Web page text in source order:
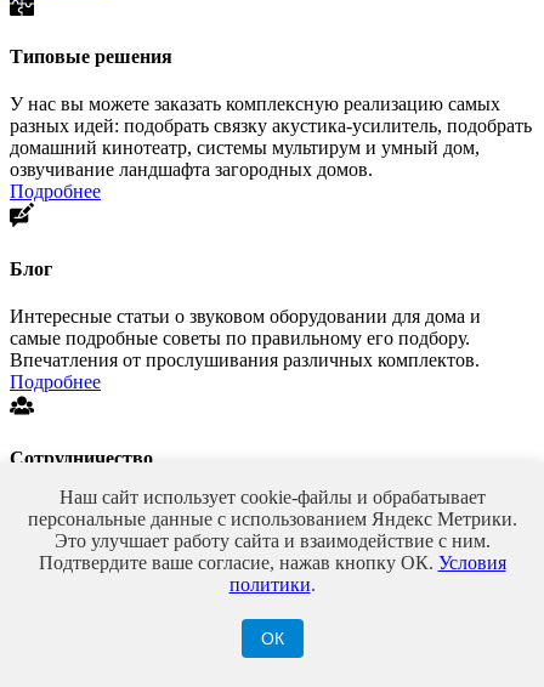
Типовые решения
У нас вы можете заказать комплексную реализацию самых
разных идей: подобрать связку акустика-усилитель, подобрать
домашний кинотеатр, системы мультирум и умный дом,
озвучивание ландшафта загородных домов.
Подробнее
Блог
Интересные статьи о звуковом оборудовании для дома и
самые подробные советы по правильному его подбору.
Впечатления от прослушивания различных комплектов.
Подробнее
Сотрудничество
Приглашаем к сотрудничеству архитекторов, дизайнеров,
строителей.
Подробнее
Наш сайт использует cookie-файлы и обрабатывает
персональные данные с использованием Яндекс Метрики.
Это улучшает работу сайта и взаимодействие с ним.
Подтвердите ваше согласие, нажав кнопку ОК. Условия
политики.
ОК